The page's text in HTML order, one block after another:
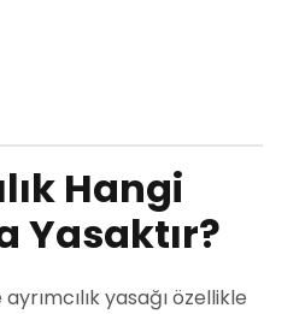
Hangi
Yasaktır?
yasağı özellikle